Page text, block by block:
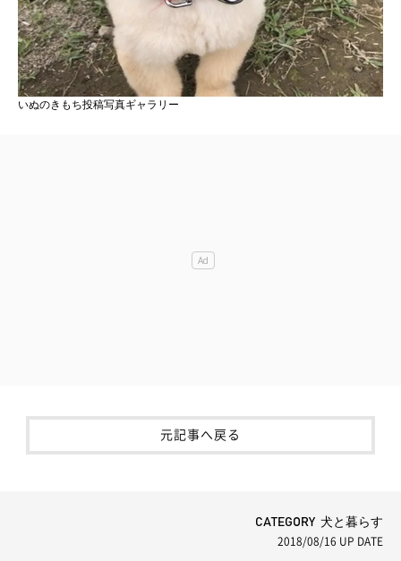
いぬのきもち投稿写真ギャラリー
元記事へ戻る
CATEGORY 犬と暮らす
2018/08/16 UP DATE